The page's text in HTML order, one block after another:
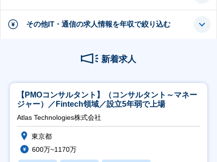
その他IT・通信の求人情報を年収で絞り込む
新着求人
【PMOコンサルタント】（コンサルタント～マネー
ジャー）／Fintech領域／設立5年弱で上場
Atlas Technologies株式会社
東京都
600万~1170万